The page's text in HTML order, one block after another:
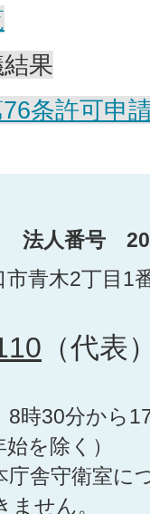
果
条許可申
法人番号
青木2丁目1
（代表
時30分から
を除く）
庁舎守衛室に
せん。